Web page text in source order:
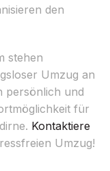
den
stehen
Umzug an
persönlich und
für
Kontaktiere
Umzug!